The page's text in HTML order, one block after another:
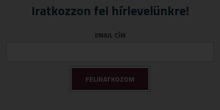
Iratkozzon fel hírlevelünkre!
EMAIL CÍM